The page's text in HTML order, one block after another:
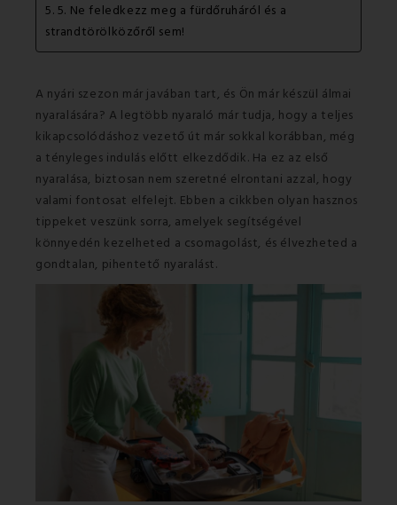
5. 5. Ne feledkezz meg a fürdőruháról és a
strandtörölközőről sem!
A nyári szezon már javában tart, és Ön már készül álmai
nyaralására? A legtöbb nyaraló már tudja, hogy a teljes
kikapcsolódáshoz vezető út már sokkal korábban, még
a tényleges indulás előtt elkezdődik. Ha ez az első
nyaralása, biztosan nem szeretné elrontani azzal, hogy
valami fontosat elfelejt. Ebben a cikkben olyan hasznos
tippeket veszünk sorra, amelyek segítségével
könnyedén kezelheted a csomagolást, és élvezheted a
gondtalan, pihentető nyaralást.